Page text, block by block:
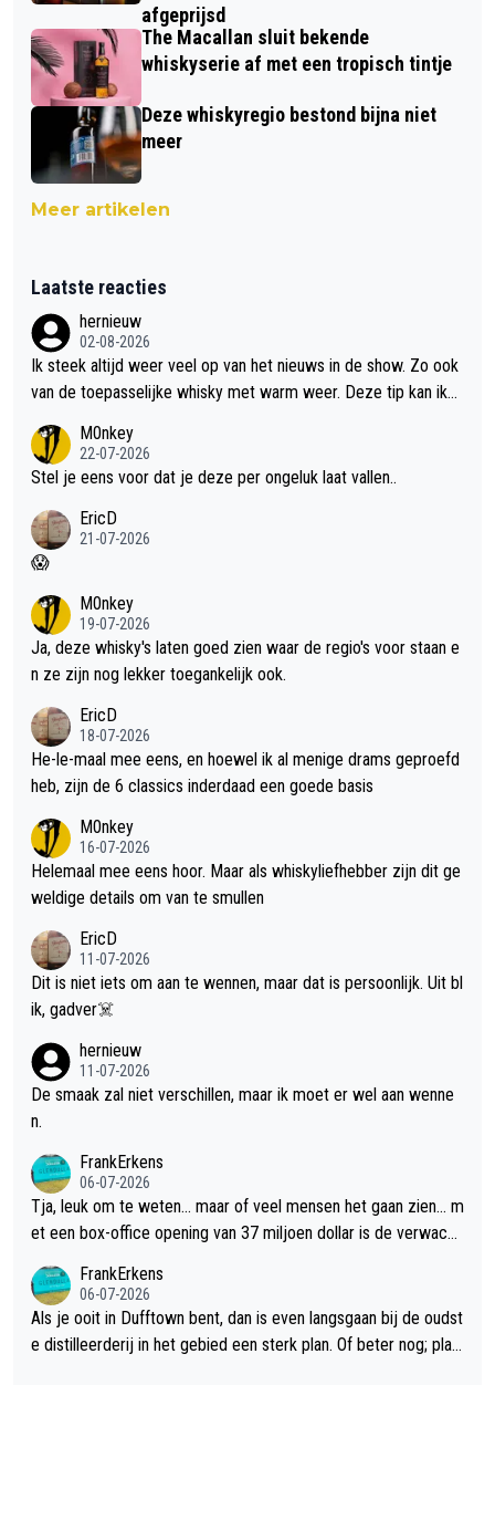
afgeprijsd
The Macallan sluit bekende
whiskyserie af met een tropisch tintje
Deze whiskyregio bestond bijna niet
meer
Meer artikelen
Laatste reacties
hernieuw
02-08-2026
Ik steek altijd weer veel op van het nieuws in de show. Zo ook
van de toepasselijke whisky met warm weer. Deze tip kan ik
M0nkey
22-07-2026
Stel je eens voor dat je deze per ongeluk laat vallen..
EricD
21-07-2026
😱
M0nkey
19-07-2026
Ja, deze whisky's laten goed zien waar de regio's voor staan e
n ze zijn nog lekker toegankelijk ook.
EricD
18-07-2026
He-le-maal mee eens, en hoewel ik al menige drams geproefd
heb, zijn de 6 classics inderdaad een goede basis
M0nkey
16-07-2026
Helemaal mee eens hoor. Maar als whiskyliefhebber zijn dit ge
weldige details om van te smullen
EricD
11-07-2026
Dit is niet iets om aan te wennen, maar dat is persoonlijk. Uit bl
ik, gadver☠️
hernieuw
11-07-2026
De smaak zal niet verschillen, maar ik moet er wel aan wenne
n.
FrankErkens
06-07-2026
Tja, leuk om te weten... maar of veel mensen het gaan zien... m
et een box-office opening van 37 miljoen dollar is de verwacht
FrankErkens
06-07-2026
Als je ooit in Dufftown bent, dan is even langsgaan bij de oudst
e distilleerderij in het gebied een sterk plan. Of beter nog; plan